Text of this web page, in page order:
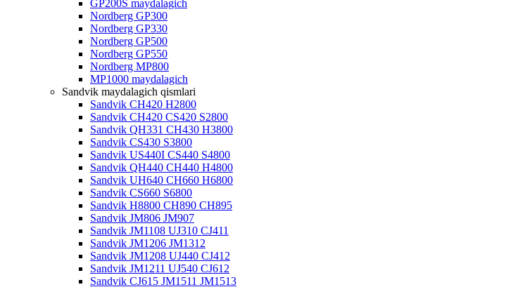
GP200S maydalagich
Nordberg GP300
Nordberg GP330
Nordberg GP500
Nordberg GP550
Nordberg MP800
MP1000 maydalagich
Sandvik maydalagich qismlari
Sandvik CH420 H2800
Sandvik CH420 CS420 S2800
Sandvik QH331 CH430 H3800
Sandvik CS430 S3800
Sandvik US440I CS440 S4800
Sandvik QH440 CH440 H4800
Sandvik UH640 CH660 H6800
Sandvik CS660 S6800
Sandvik H8800 CH890 CH895
Sandvik JM806 JM907
Sandvik JM1108 UJ310 CJ411
Sandvik JM1206 JM1312
Sandvik JM1208 UJ440 CJ412
Sandvik JM1211 UJ540 CJ612
Sandvik CJ615 JM1511 JM1513